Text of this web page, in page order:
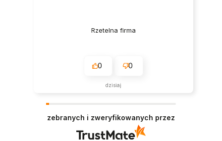
Rzetelna firma
0 0
dzisiaj
zebranych i zweryfikowanych przez